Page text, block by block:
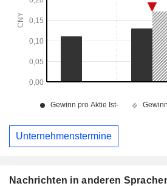
Nachrichten in anderen
Unternehmenstermine